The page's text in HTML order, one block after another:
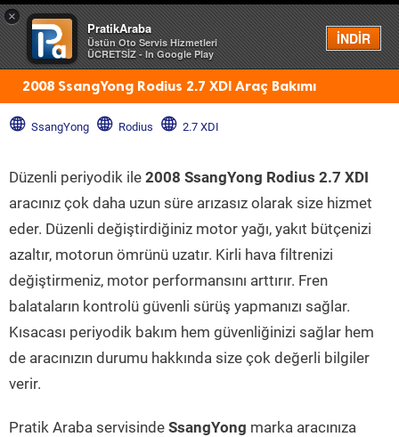
×
PratikAraba
Üstün Oto Servis Hizmetleri
ÜCRETSİZ - In Google Play
İNDİR
Menü
2008 SsangYong Rodius 2.7 XDI Araç Bakımı
SsangYong Rodius 2.7 XDI
Düzenli periyodik ile 2008 SsangYong Rodius 2.7 XDI
aracınız çok daha uzun süre arızasız olarak size hizmet
eder. Düzenli değiştirdiğiniz motor yağı, yakıt bütçenizi
azaltır, motorun ömrünü uzatır. Kirli hava filtrenizi
değiştirmeniz, motor performansını arttırır. Fren
balataların kontrolü güvenli sürüş yapmanızı sağlar.
Kısacası periyodik bakım hem güvenliğinizi sağlar hem
de aracınızın durumu hakkında size çok değerli bilgiler
verir.
Pratik Araba servisinde SsangYong marka aracınıza